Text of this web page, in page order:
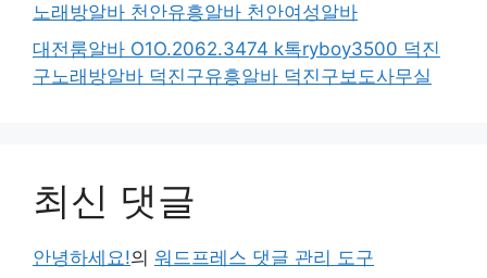
노래방알바 천안유흥알바 천안여성알바
대전룸알바 O1O.2062.3474 k톡ryboy3500 덕진
구노래방알바 덕진구유흥알바 덕진구보도사무실
최신 댓글
안녕하세요!의 워드프레스 댓글 관리 도구